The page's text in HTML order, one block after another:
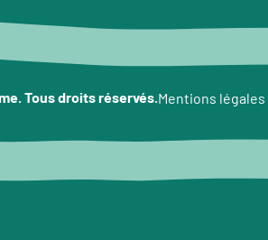
Tous droits réservés.Mentions légales